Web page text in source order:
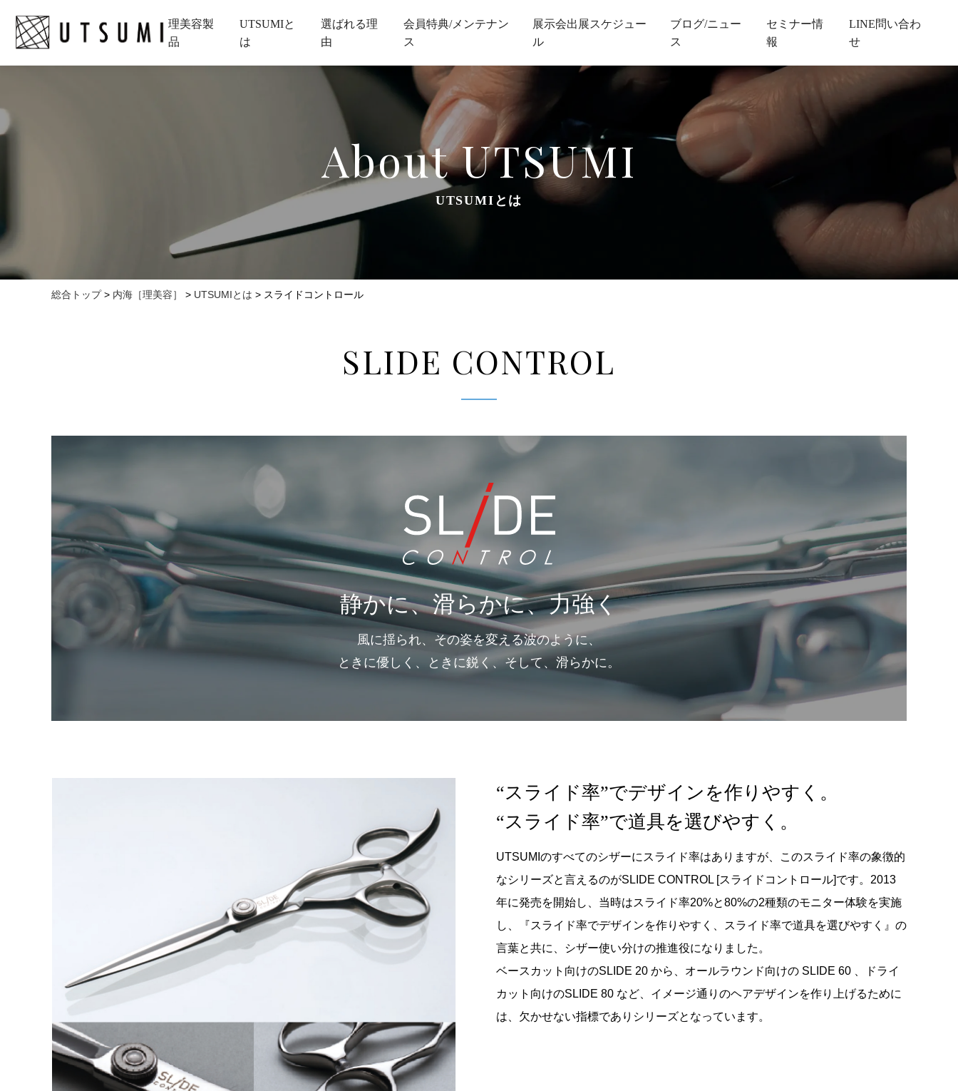
理美容製
品
UTSUMIと
は
選ばれる理
由
会員特典/メンテナン
ス
展示会出展スケジュー
ル
ブログ/ニュー
ス
セミナー情
報
LINE問い合わ
せ
About UTSUMI
UTSUMIとは
総合トップ> 内海［理美容］ > UTSUMIとは > スライドコントロール
SLIDE CONTROL
静かに、滑らかに、力強く
風に揺られ、その姿を変える波のように、
ときに優しく、
ときに鋭く、そして、滑らかに。
“スライド率”でデザインを作りやすく。
“スライド率”で道具を選びやすく。
UTSUMIのすべてのシザーにスライド率はありますが、このスライド率の象徴的
なシリーズと言えるのがSLIDE CONTROL [スライドコントロール]です。2013
年に発売を開始し、当時はスライド率20%と80%の2種類のモニター体験を実施
し、『スライド率でデザインを作りやすく、スライド率で道具を選びやすく』の
言葉と共に、シザー使い分けの推進役になりました。
ベースカット向けのSLIDE 20 から、オールラウンド向けの SLIDE 60 、ドライ
カット向けのSLIDE 80 など、イメージ通りのヘアデザインを作り上げるために
は、欠かせない指標でありシリーズとなっています。